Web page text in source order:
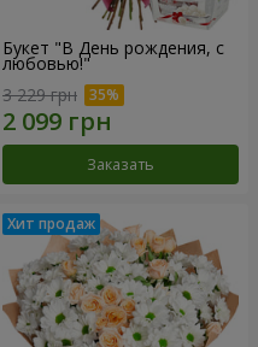
Букет "В День рождения, с
любовью!"
3 229 грн
Заказать